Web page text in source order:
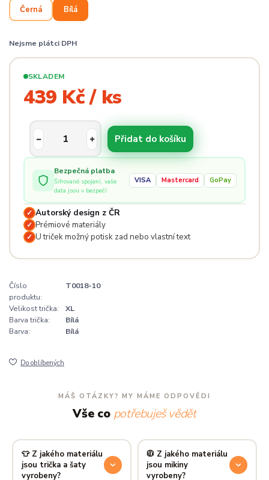
Černá Bílá
Nejsme plátci DPH
SKLADEM
439 Kč / ks
Přidat do košíku
Bezpečná platba
Šifrované spojení, vaše
data jsou v bezpečí
VISA Mastercard GoPay
✓ Autorský design z ČR
✓ Prémiové materiály
✓ U triček možný potisk zad nebo vlastní text
Číslo
produktu:
T0018-10
Velikost trička:
XL
Barva trička:
Bílá
Barva:
Bílá
Do oblíbených
MÁŠ OTÁZKY? MY MÁME ODPOVĚDI
Vše co potřebuješ vědět
👕 Z jakého materiálu
jsou trička a šaty
vyrobeny?
🧥 Z jakého materiálu
jsou mikiny
vyrobeny?